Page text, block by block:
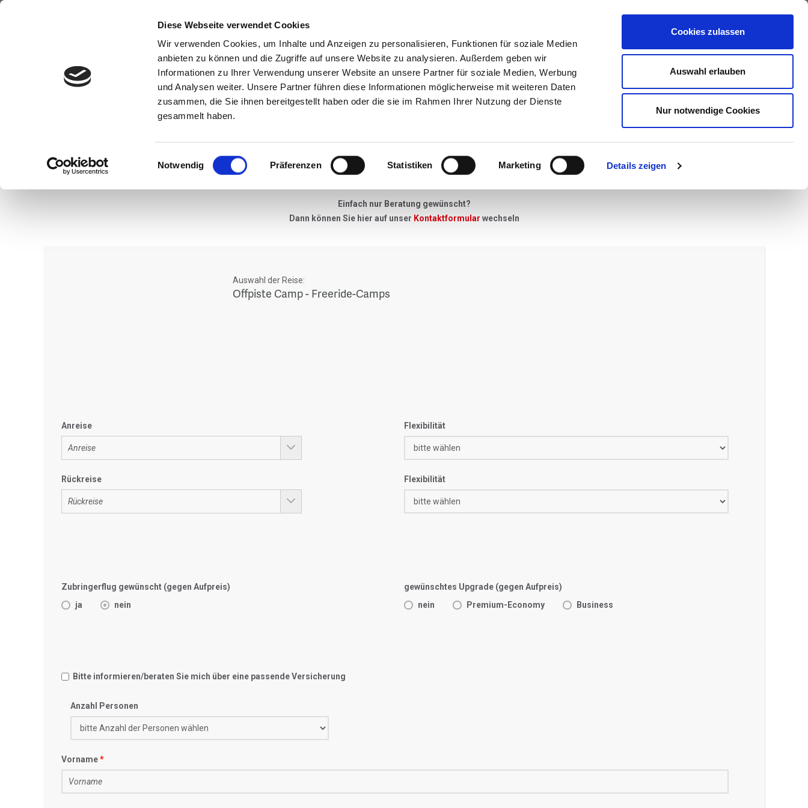
Diese Webseite verwendet Cookies
Wir verwenden Cookies, um Inhalte und Anzeigen zu personalisieren, Funktionen für soziale Medien
anbieten zu können und die Zugriffe auf unsere Website zu analysieren. Außerdem geben wir
Informationen zu Ihrer Verwendung unserer Website an unsere Partner für soziale Medien, Werbung
und Analysen weiter. Unsere Partner führen diese Informationen möglicherweise mit weiteren Daten
zusammen, die Sie ihnen bereitgestellt haben oder die sie im Rahmen Ihrer Nutzung der Dienste
gesammelt haben.
Einwilligungsauswahl
Notwendig Präferenzen Statistiken Marketing Details zeigen
Cookies zulassen
Auswahl erlauben
Nur notwendige Cookies
Anfragen
Neue Anfrage
Wenn Sie konkrete Vorstellungen zu Ihrer Skireise haben - einfach unser Anfrageformular ausfüllen, wir melden uns umgehend bei Ihnen.
Einfach nur Beratung gewünscht?
Dann können Sie hier auf unser Kontaktformular wechseln
Auswahl der Reise:
Offpiste Camp - Freeride-Camps
Anreise Flexibilität
Rückreise Flexibilität
Zubringerflug gewünscht (gegen Aufpreis)
ja
nein
gewünschtes Upgrade (gegen Aufpreis)
nein
Premium-Economy Business
Bitte informieren/beraten Sie mich über eine passende Versicherung
Anzahl Personen
Vorname